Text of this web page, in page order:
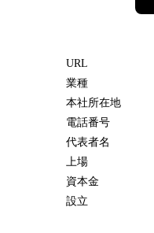
URL
業種
本社所在地
電話番号
代表者名
上場
資本金
設立